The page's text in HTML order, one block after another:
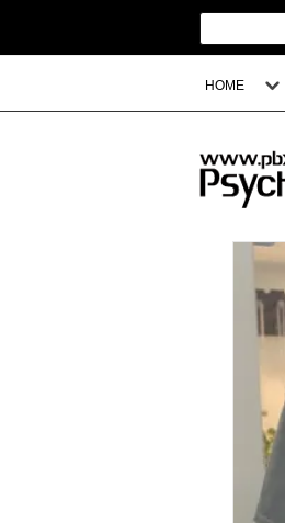
HOME